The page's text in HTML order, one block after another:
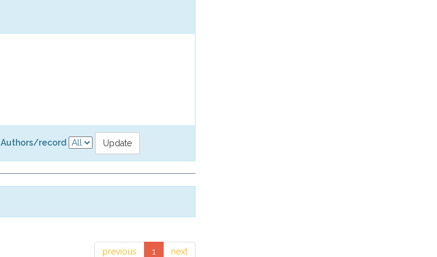
Authors/record
previous 1 next